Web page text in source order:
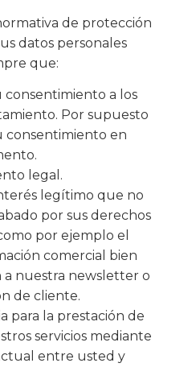
de protección
datos personales
que:
consentimiento a los
Por supuesto
consentimiento en
legal.
legítimo que no
por sus derechos
por ejemplo el
comercial bien
a nuestra newsletter o
de cliente.
para la prestación de
servicios mediante
entre usted y